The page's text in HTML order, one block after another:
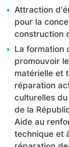
Attraction
pour la
construction
La formation
promouvoir
matérielle et
réparation
culturelles
de la
Aide au
technique et